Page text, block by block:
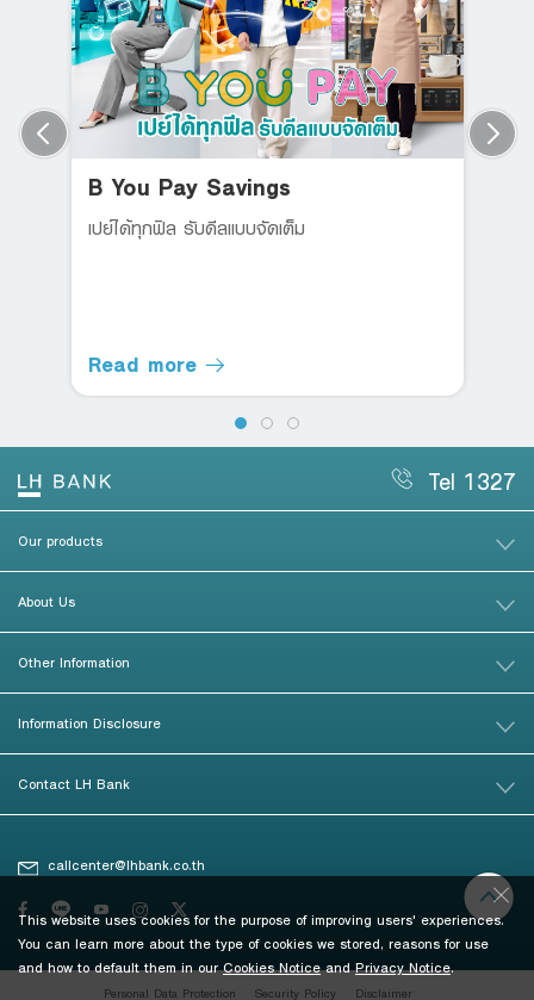
B You Pay Savings
เปย์ได้ทุกฟิล รับดีลแบบจัดเต็ม
Read more
Tel 1327
Our products
About Us
Other Information
Information Disclosure
Contact LH Bank
callcenter@lhbank.co.th
Personal Data Protection Security Policy Disclaimer
This website uses cookies for the purpose of improving users' experiences.
You can learn more about the type of cookies we stored, reasons for use
and how to default them in ourCookies NoticeandPrivacy Notice.